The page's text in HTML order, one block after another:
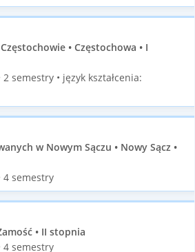
• Częstochowa • I
semestry • język kształcenia:
w Nowym Sączu • Nowy Sącz •
semestry
• II stopnia
semestry